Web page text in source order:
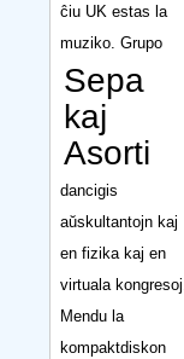
ĉiu UK estas la
muziko. Grupo
Sepa
kaj
Asorti
dancigis
aŭskultantojn kaj
en fizika kaj en
virtuala kongresoj.
Mendu la
kompaktdiskon